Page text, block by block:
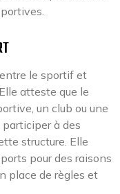
le sportif et
atteste que le
un club ou une
à des
structure. Elle
pour des raisons
place de règles et